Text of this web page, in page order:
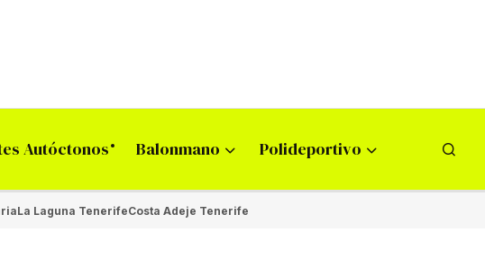
Autóctonos Balonmano Polideportivo
La Laguna TenerifeCosta Adeje Tenerife